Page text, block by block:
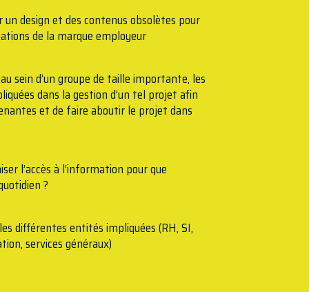
design et des contenus obsolètes pour
de la marque employeur
sein d’un groupe de taille importante, les
dans la gestion d’un tel projet afin
et de faire aboutir le projet dans
l’accès à l‘information pour que
?
différentes entités impliquées (RH, SI,
services généraux)